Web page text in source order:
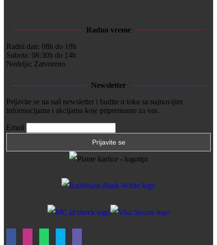
Radno vreme
Radni dan: 08h do 18h
Subota: 08:30h do 14h
Nedelja: Zatvoreno
Newsletter
Prijavite se na naš newsletter i budite u toku sa najnovijim
informacijama i akcijama koje pripremamo za vas.
Email